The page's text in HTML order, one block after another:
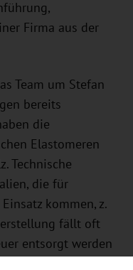
Firma aus der
Team um Stefan
bereits
die
Elastomeren
Technische
die für
kommen, z.
fällt oft
entsorgt werden